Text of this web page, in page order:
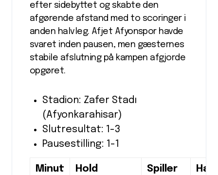
efter sidebyttet og skabte den
afgørende afstand med to scoringer i
anden halvleg. Afjet Afyonspor havde
svaret inden pausen, men gæsternes
stabile afslutning på kampen afgjorde
opgøret.
Stadion: Zafer Stadı
(Afyonkarahisar)
Slutresultat: 1-3
Pausestilling: 1-1
Minut Hold Spiller